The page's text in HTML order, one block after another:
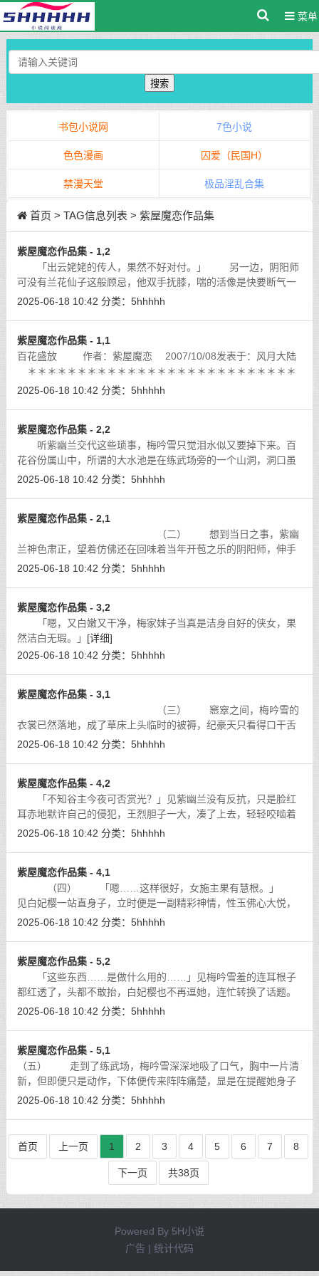
菜单
搜索
书包小说网 7色小说
色色漫画 囚爱（民国H）
禁漫天堂 极品淫乱合集
首页 > TAG信息列表 > 紫屋魔恋作品集
紫屋魔恋作品集 - 1,2
「出云姥姥的传人，果然不好对付。」 另一边，阴阳师
可没有兰花仙子这般顾忌，他双手抚膝，喘的活像是快要断气一
般。[详细]
2025-06-18 10:42 分类： 5hhhhh
紫屋魔恋作品集 - 1,1
百花盛放 作者：紫屋魔恋 2007/10/08发表于：风月大陆
＊＊＊＊＊＊＊＊＊＊＊＊＊＊＊＊＊＊＊＊＊＊＊＊＊＊＊
＊＊＊＊＊＊＊＊[详细]
2025-06-18 10:42 分类： 5hhhhh
紫屋魔恋作品集 - 2,2
听紫幽兰交代这些琐事，梅吟雪只觉泪水似又要掉下来。百
花谷份属山中，所谓的大水池是在练武场旁的一个山洞，洞口虽
不大，内中却颇为宽广，当日百花谷肇建之时，众人曾花了好大
2025-06-18 10:42 分类： 5hhhhh
紫屋魔恋作品集 - 2,1
（二） 想到当日之事，紫幽
兰神色肃正，望着仿佛还在回味着当年开苞之乐的阴阳师，伸手
取过了壁上长剑，抛了一把给他。
2025-06-18 10:42 分类： 5hhhhh
紫屋魔恋作品集 - 3,2
「嗯，又白嫩又干净，梅家妹子当真是洁身自好的侠女，果
然洁白无瑕。」 [详细]
2025-06-18 10:42 分类： 5hhhhh
紫屋魔恋作品集 - 3,1
（三） 窸窣之间，梅吟雪的
衣裳已然落地，成了草床上头临时的被褥，纪豪天只看得口干舌
躁。[详细]
2025-06-18 10:42 分类： 5hhhhh
紫屋魔恋作品集 - 4,2
「不知谷主今夜可否赏光？」见紫幽兰没有反抗，只是脸红
耳赤地默许自己的侵犯，王烈胆子一大，凑了上去，轻轻咬啮着
紫幽兰纤巧的耳朵，「让本大王教晓谷主性欲之美……」
2025-06-18 10:42 分类： 5hhhhh
紫屋魔恋作品集 - 4,1
（四） 「嗯……这样很好，女施主果有慧根。」
见白妃樱一站直身子，立时便是一副精彩神情，性玉佛心大悦，
心中怨意仿佛都被这美景消散掉了。
2025-06-18 10:42 分类： 5hhhhh
紫屋魔恋作品集 - 5,2
「这些东西……是做什么用的……」见梅吟雪羞的连耳根子
都红透了，头都不敢抬，白妃樱也不再逗她，连忙转换了话题。
[详细]
2025-06-18 10:42 分类： 5hhhhh
紫屋魔恋作品集 - 5,1
（五） 走到了练武场，梅吟雪深深地吸了口气，胸中一片清
新，但即便只是动作，下体便传来阵阵痛楚，显是在提醒她身子
仍未复原，但每日早上至少要有一个时辰用于练武，是紫幽兰的
2025-06-18 10:42 分类： 5hhhhh
首页 上一页 1 2 3 4 5 6 7 8
下一页 共38页
Powered By 5H小说
广告 | 统计代码